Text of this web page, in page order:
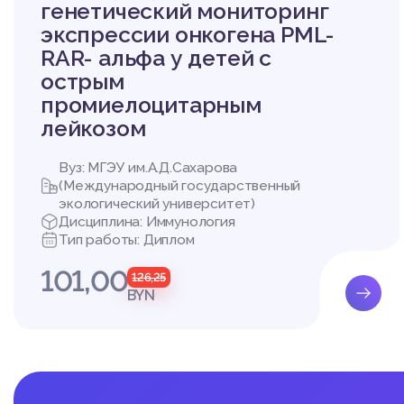
2.3.2 Оценка
2.3.3 Сравнительный
населенных пунктов
генетический мониторинг
экспрессии онкогена PML-
RAR- альфа у детей с
острым
промиелоцитарным
лейкозом
Вуз: МГЭУ им.А.Д.Сахарова
(Международный государственный
экологический университет)
Дисциплина: Иммунология
Тип работы: Диплом
101,00 126,25
BYN